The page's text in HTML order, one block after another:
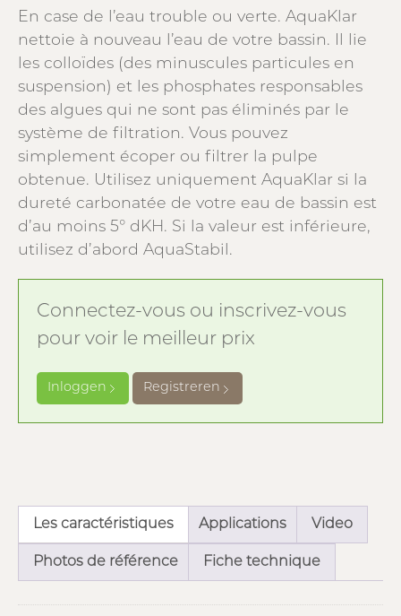
En case de l’eau trouble ou verte. AquaKlar
nettoie à nouveau l’eau de votre bassin. Il lie
les colloïdes (des minuscules particules en
suspension) et les phosphates responsables
des algues qui ne sont pas éliminés par le
système de filtration. Vous pouvez
simplement écoper ou filtrer la pulpe
obtenue. Utilisez uniquement AquaKlar si la
dureté carbonatée de votre eau de bassin est
d’au moins 5° dKH. Si la valeur est inférieure,
utilisez d’abord AquaStabil.
Connectez-vous ou inscrivez-vous
pour voir le meilleur prix
Inloggen Registreren
Les caractéristiques Applications Video
Photos de référence Fiche technique